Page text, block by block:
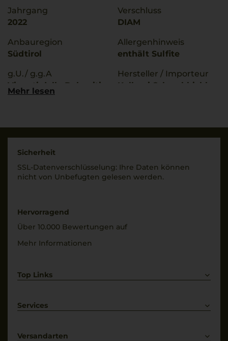
Jahrgang
2022
Anbauregion
Südtirol
g.U./ g.g.A
Vigneti delle Dolomiti
Sauvignon Blanc
Weißburgunder
8 °C
Verschluss
DIAM
Allergenhinweis
enthält Sulfite
Hersteller / Importeur
Kellerei Schreckbichl,
Land
Italien
0,75 L
Mehr lesen
Sicherheit
SSL-Daten­verschlüs­selung: Ihre Daten können
nicht von Unbe­fugten gelesen werden.
Hervorragend
Über 10.000 Bewertungen auf
Mehr Informationen
Top Links
Weißwein
Services
Kontakt
Versandarten